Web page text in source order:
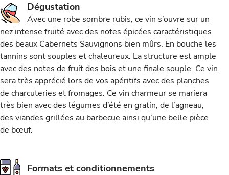
Dégustation
Avec une robe sombre rubis, ce vin s’ouvre sur un
nez intense fruité avec des notes épicées caractéristiques
des beaux Cabernets Sauvignons bien mûrs. En bouche les
tannins sont souples et chaleureux. La structure est ample
avec des notes de fruit des bois et une finale souple. Ce vin
sera très apprécié lors de vos apéritifs avec des planches
de charcuteries et fromages. Ce vin charmeur se mariera
très bien avec des légumes d’été en gratin, de l’agneau,
des viandes grillées au barbecue ainsi qu’une belle pièce
de bœuf.
Formats et conditionnements